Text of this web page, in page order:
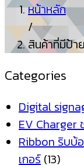
หน้าหลัก
/
สินค้าที่มีป้า
Categories
Digital
EV Charger
Ribbon ริบบ้
เกอร์ (13)